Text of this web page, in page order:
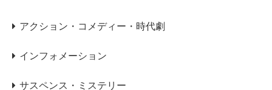
アクション・コメディー・時代劇
インフォメーション
サスペンス・ミステリー